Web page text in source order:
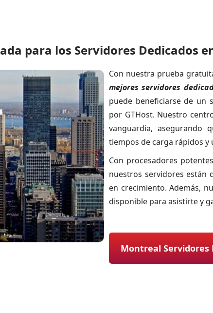
para los Servidores Dedicados
Con nuestra prueba
mejores servidores
puede beneficiarse de un
por GTHost. Nuestro
vanguardia, asegurando
tiempos de carga rápidos
Con procesadores
nuestros servidores están
en crecimiento. Además,
disponible para asistirte y
Montreal Servidores